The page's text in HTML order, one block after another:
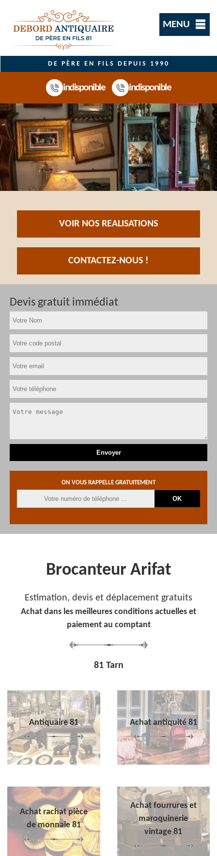
MENU
DE PÈRE EN FILS DEPUIS 1990
indisponible indisponible
VOIR NOS REALISATIONS
CONTACTEZ-NOUS !
Devis gratuit immédiat
ON VOUS RAPPELLE GRATUITEMENT
Brocanteur Arifat
Estimation, devis et déplacement gratuits
Achat dans les meilleures conditions actuelles et
paiement au comptant
81 Tarn
Antiquaire 81 Achat antiquité 81
Achat rachat pièce
de monnaie 81
Achat fourrures et
maroquinerie
vintage 81